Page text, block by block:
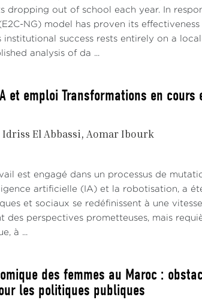
dropping out of school each year. In
NG) model has proven its
institutional success rests entirely on a
analysis of da ...
et emploi Transformations en
Idriss El Abbassi Aomar Ibourk
est engagé dans un processus de
artificielle (IA) et la robotisation, a
et sociaux se redéfinissent à une
des perspectives prometteuses, mais
à ...
des femmes au Maroc :
les politiques publiques